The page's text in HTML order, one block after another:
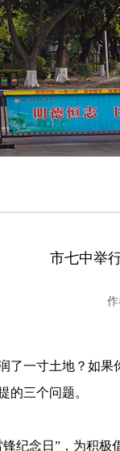
市七中举
作
了一寸土地？如
的三个问题。
锋纪念日”，为积极